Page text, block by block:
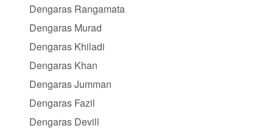
Dengaras Rangamata
Dengaras Murad
Dengaras Khiladi
Dengaras Khan
Dengaras Jumman
Dengaras Fazil
Dengaras Devill